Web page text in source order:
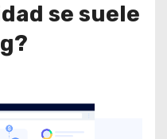
se suele